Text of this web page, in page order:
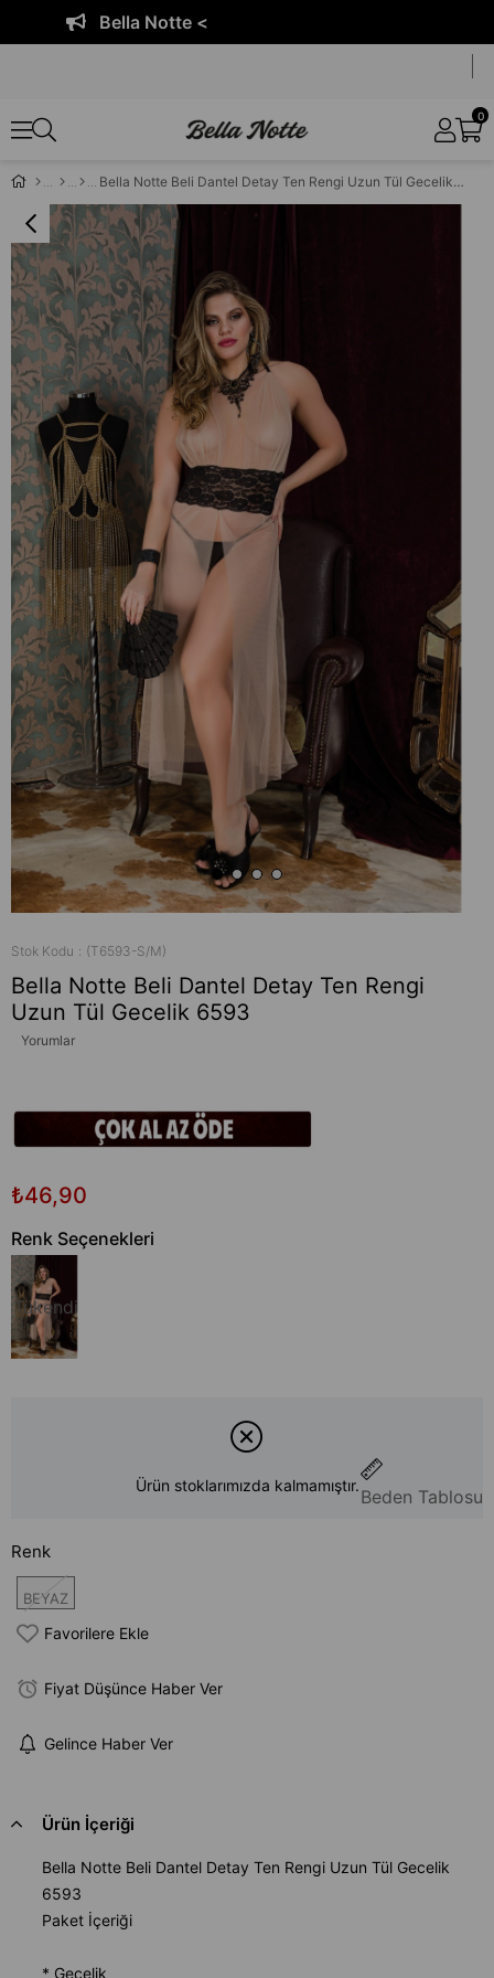
Bella Notte <
0
Bella Notte Beli Dantel Detay Ten Rengi Uzun Tül Gecelik 6593
Stok Kodu (T6593-S/M)
Bella Notte Beli Dantel Detay Ten Rengi
Uzun Tül Gecelik 6593
Yorumlar
₺46,90
Renk Seçenekleri
Tükendi
Beden Tablosu
Ürün stoklarımızda kalmamıştır.
Renk
BEYAZ
Favorilere Ekle
Fiyat Düşünce Haber Ver
Gelince Haber Ver
Ürün İçeriği
Bella Notte Beli Dantel Detay Ten Rengi Uzun Tül Gecelik
6593
Paket İçeriği
* Gecelik